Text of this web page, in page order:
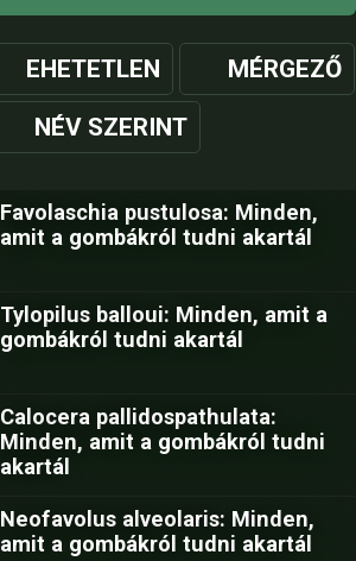
EHETETLEN MÉRGEZŐ
NÉV SZERINT
Favolaschia pustulosa: Minden,
amit a gombákról tudni akartál
Tylopilus balloui: Minden, amit a
gombákról tudni akartál
Calocera pallidospathulata:
Minden, amit a gombákról tudni
akartál
Neofavolus alveolaris: Minden,
amit a gombákról tudni akartál